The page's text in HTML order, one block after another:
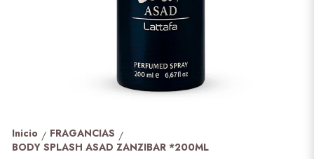
Inicio / FRAGANCIAS /
BODY SPLASH ASAD ZANZIBAR *200ML